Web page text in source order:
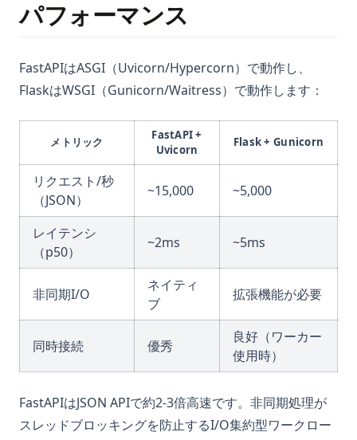
パフォーマンス
FastAPIはASGI（Uvicorn/Hypercorn）で動作し、
FlaskはWSGI（Gunicorn/Waitress）で動作します：
メトリック
FastAPI +
Uvicorn
Flask + Gunicorn
リクエスト/秒
（JSON）
~15,000 ~5,000
レイテンシ
（p50）
~2ms ~5ms
非同期I/O
ネイティ
ブ
拡張機能が必要
同時接続 優秀
良好（ワーカー
使用時）
FastAPIはJSON APIで約2-3倍高速です。非同期処理が
スレッドブロッキングを防止するI/O集約型ワークロー